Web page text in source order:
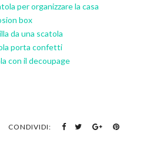
per organizzare la casa
box
da una scatola
porta confetti
con il decoupage
CONDIVIDI: